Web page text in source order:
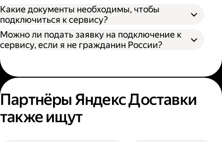
Какие документы необходимы, чтобы
подключиться к сервису?
Можно ли подать заявку на подключение к
сервису, если я не гражданин России?
Партнёры Яндекс Доставки
также ищут